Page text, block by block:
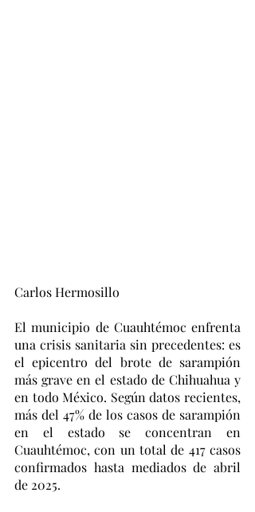
Carlos Hermosillo
El municipio de Cuauhtémoc enfrenta
una crisis sanitaria sin precedentes: es
el epicentro del brote de sarampión
más grave en el estado de Chihuahua y
en todo México. Según datos recientes,
más del 47% de los casos de sarampión
en el estado se concentran en
Cuauhtémoc, con un total de 417 casos
confirmados hasta mediados de abril
de 2025.